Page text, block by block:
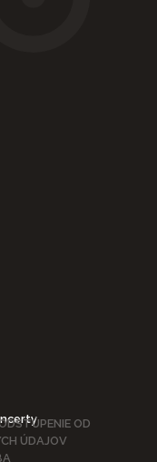
OD
ÚDAJOV